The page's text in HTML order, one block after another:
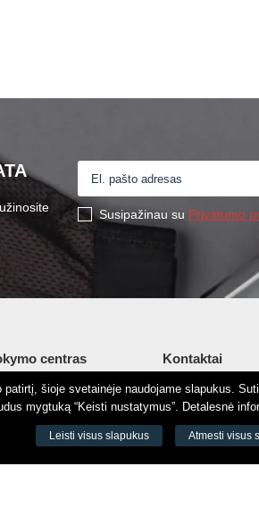
Susipažinau su Privatumo
centras
8525 8188
kodas 73000
Kontaktai
Šv.
šioje svetainėje naudojame slapukus.
mygtuką “Keisti nustatymus”. Detalesnė
Leisti visus slapukus Atmesti visus